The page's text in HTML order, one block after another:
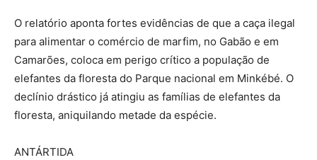
O relatório aponta fortes evidências de que a caça ilegal
para alimentar o comércio de marfim, no Gabão e em
Camarões, coloca em perigo crítico a população de
elefantes da floresta do Parque nacional em Minkébé. O
declínio drástico já atingiu as famílias de elefantes da
floresta, aniquilando metade da espécie.
ANTÁRTIDA